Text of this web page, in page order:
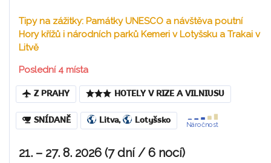
Tipy na zážitky: Památky UNESCO a návštěva poutní
Hory křížů i národních parků Kemeri v Lotyšsku a Trakai v
Litvě
Poslední 4 místa
Z PRAHY HOTELY V RIZE A VILNIUSU
SNÍDANĚ Litva, Lotyšsko
Náročnost
21. – 27. 8. 2026 (7 dní / 6 nocí)